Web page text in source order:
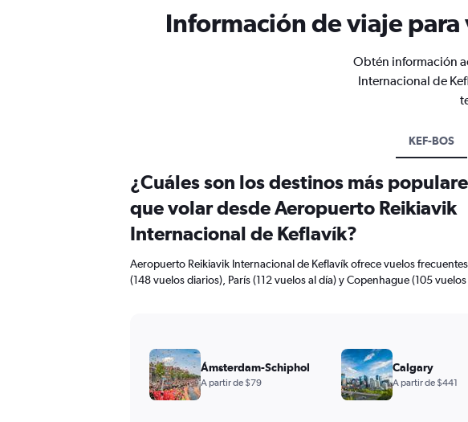
Información de viaje
Obtén información
Internacional de
KEF-BOS
¿Cuáles son los destinos más
que volar desde Aeropuerto Reikiavik
Internacional de Keflavík?
Aeropuerto Reikiavik Internacional de Keflavík ofrece vuelos
(148 vuelos diarios), París (112 vuelos al día) y Copenhague (105 vuelos
Ámsterdam-Schiphol
A partir de $79
Calgary
A partir de $441